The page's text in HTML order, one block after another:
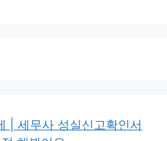
| 세무사 성실신고확인서